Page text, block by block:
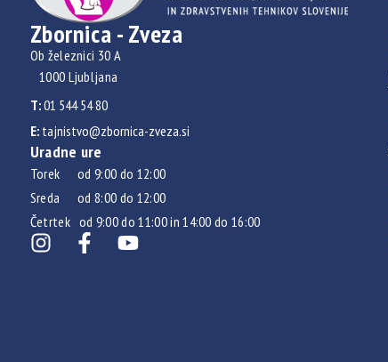
Zbornica - Zveza
Ob železnici 30 A
1000 Ljubljana
T:01 544 54 80
E:tajnistvo@zbornica-zveza.si
Uradne ure
Torek od 9:00 do 12:00
Sreda od 8:00 do 12:00
Četrtek od 9:00 do 11:00 in 14:00 do 16:00